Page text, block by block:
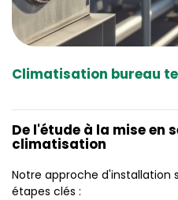
Climatisation bureau
De l'étude à la mise en
climatisation
Notre approche d'installation
étapes clés :